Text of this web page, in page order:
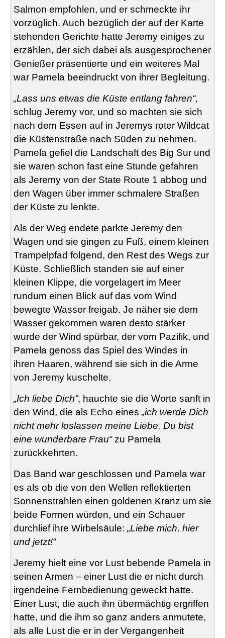
Salmon empfohlen, und er schmeckte ihr
vorzüglich. Auch bezüglich der auf der Karte
stehenden Gerichte hatte Jeremy einiges zu
erzählen, der sich dabei als ausgesprochener
Genießer präsentierte und ein weiteres Mal
war Pamela beeindruckt von ihrer Begleitung.
„Lass uns etwas die Küste entlang fahren“,
schlug Jeremy vor, und so machten sie sich
nach dem Essen auf in Jeremys roter Wildcat
die Küstenstraße nach Süden zu nehmen.
Pamela gefiel die Landschaft des Big Sur und
sie waren schon fast eine Stunde gefahren
als Jeremy von der State Route 1 abbog und
den Wagen über immer schmalere Straßen
der Küste zu lenkte.
Als der Weg endete parkte Jeremy den
Wagen und sie gingen zu Fuß, einem kleinen
Trampelpfad folgend, den Rest des Wegs zur
Küste. Schließlich standen sie auf einer
kleinen Klippe, die vorgelagert im Meer
rundum einen Blick auf das vom Wind
bewegte Wasser freigab. Je näher sie dem
Wasser gekommen waren desto stärker
wurde der Wind spürbar, der vom Pazifik, und
Pamela genoss das Spiel des Windes in
ihren Haaren, während sie sich in die Arme
von Jeremy kuschelte.
„Ich liebe Dich“, hauchte sie die Worte sanft in
den Wind, die als Echo eines „ich werde Dich
nicht mehr loslassen meine Liebe. Du bist
eine wunderbare Frau“zu Pamela
zurückkehrten.
Das Band war geschlossen und Pamela war
es als ob die von den Wellen reflektierten
Sonnenstrahlen einen goldenen Kranz um sie
beide Formen würden, und ein Schauer
durchlief ihre Wirbelsäule: „Liebe mich, hier
und jetzt!“
Jeremy hielt eine vor Lust bebende Pamela in
seinen Armen – einer Lust die er nicht durch
irgendeine Fernbedienung geweckt hatte.
Einer Lust, die auch ihn übermächtig ergriffen
hatte, und die ihm so ganz anders anmutete,
als alle Lust die er in der Vergangenheit